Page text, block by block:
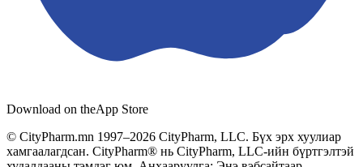
Download on theApp Store
© CityPharm.mn 1997–2026 CityPharm, LLC. Бүх эрх хуулиар
хамгаалагдсан. CityPharm® нь CityPharm, LLC-ийн бүртгэлтэй